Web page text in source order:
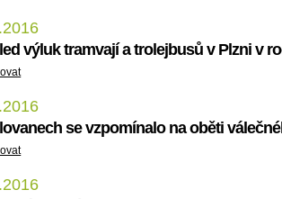
výluk tramvají a trolejbusů v Plzni v
se vzpomínalo na oběti